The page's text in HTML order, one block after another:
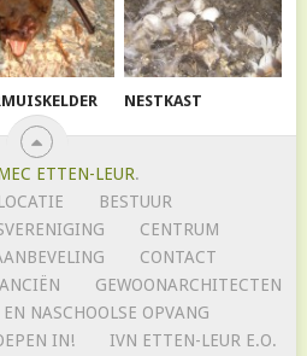
NESTKAST
ETTEN-LEUR.
BESTUUR
CENTRUM
CONTACT
GEWOONARCHITECTEN
NASCHOOLSE OPVANG
IN!
IVN ETTEN-LEUR E.O.